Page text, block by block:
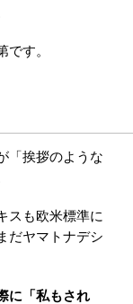
す。
「挨拶のような
スも欧米標準に
だヤマトナデシ
に「私もされ